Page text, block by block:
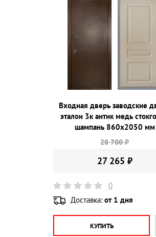
Входная дверь заводские
эталон 3к антик медь
шампань 860х2050 мм
28 700 ₽
27 265 ₽
0
Доставка: от 1 дня
КУПИТЬ